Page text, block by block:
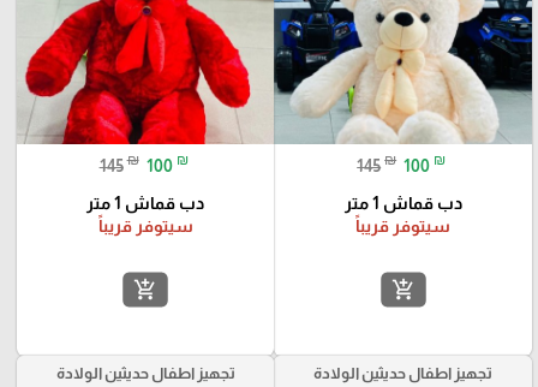
145 ₪ 100 ₪
دب قماش 1 متر
سيتوفر قريباً
add_shopping_cart
145 ₪ 100 ₪
دب قماش 1 متر
سيتوفر قريباً
add_shopping_cart
تجهيز اطفال حديثين الولادة تجهيز اطفال حديثين الولادة